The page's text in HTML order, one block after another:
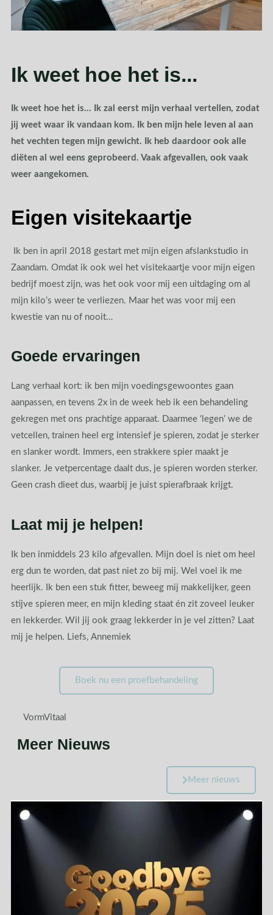
Ik weet hoe het is...
Ik weet hoe het is… Ik zal eerst mijn verhaal vertellen, zodat
jij weet waar ik vandaan kom. Ik ben mijn hele leven al aan
het vechten tegen mijn gewicht. Ik heb daardoor ook alle
diëten al wel eens geprobeerd. Vaak afgevallen, ook vaak
weer aangekomen.
Eigen visitekaartje
Ik ben in april 2018 gestart met mijn eigen afslankstudio in
Zaandam. Omdat ik ook wel het visitekaartje voor mijn eigen
bedrijf moest zijn, was het ook voor mij een uitdaging om al
mijn kilo’s weer te verliezen. Maar het was voor mij een
kwestie van nu of nooit…
Goede ervaringen
Lang verhaal kort: ik ben mijn voedingsgewoontes gaan
aanpassen, en tevens 2x in de week heb ik een behandeling
gekregen met ons prachtige apparaat. Daarmee ‘legen’ we de
vetcellen, trainen heel erg intensief je spieren, zodat je sterker
en slanker wordt. Immers, een strakkere spier maakt je
slanker. Je vetpercentage daalt dus, je spieren worden sterker.
Geen crash dieet dus, waarbij je juist spierafbraak krijgt.
Laat mij je helpen!
Ik ben inmiddels 23 kilo afgevallen. Mijn doel is niet om heel
erg dun te worden, dat past niet zo bij mij. Wel voel ik me
heerlijk. Ik ben een stuk fitter, beweeg mij makkelijker, geen
stijve spieren meer, en mijn kleding staat én zit zoveel leuker
en lekkerder. Wil jij ook graag lekkerder in je vel zitten? Laat
mij je helpen. Liefs, Annemiek
Boek nu een proefbehandeling
VormVitaal
Meer Nieuws
Meer nieuws